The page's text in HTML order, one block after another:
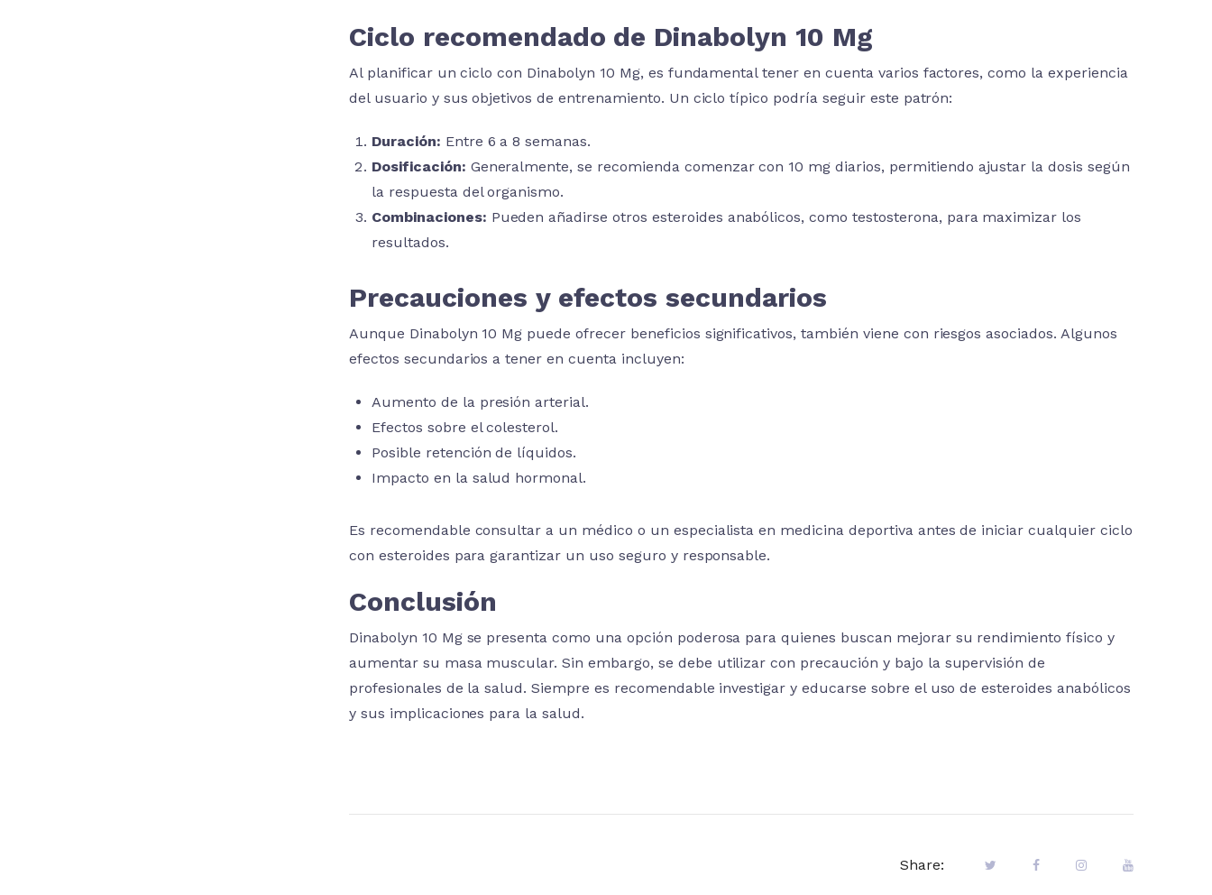
Ciclo recomendado de Dinabolyn 10 Mg
Al planificar un ciclo con Dinabolyn 10 Mg, es fundamental tener en cuenta varios factores, como la experiencia
del usuario y sus objetivos de entrenamiento. Un ciclo típico podría seguir este patrón:
Duración: Entre 6 a 8 semanas.
Dosificación: Generalmente, se recomienda comenzar con 10 mg diarios, permitiendo ajustar la dosis según
la respuesta del organismo.
Combinaciones: Pueden añadirse otros esteroides anabólicos, como testosterona, para maximizar los
resultados.
Precauciones y efectos secundarios
Aunque Dinabolyn 10 Mg puede ofrecer beneficios significativos, también viene con riesgos asociados. Algunos
efectos secundarios a tener en cuenta incluyen:
Aumento de la presión arterial.
Efectos sobre el colesterol.
Posible retención de líquidos.
Impacto en la salud hormonal.
Es recomendable consultar a un médico o un especialista en medicina deportiva antes de iniciar cualquier ciclo
con esteroides para garantizar un uso seguro y responsable.
Conclusión
Dinabolyn 10 Mg se presenta como una opción poderosa para quienes buscan mejorar su rendimiento físico y
aumentar su masa muscular. Sin embargo, se debe utilizar con precaución y bajo la supervisión de
profesionales de la salud. Siempre es recomendable investigar y educarse sobre el uso de esteroides anabólicos
y sus implicaciones para la salud.
Share: